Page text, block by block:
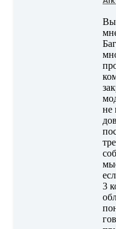
не
3